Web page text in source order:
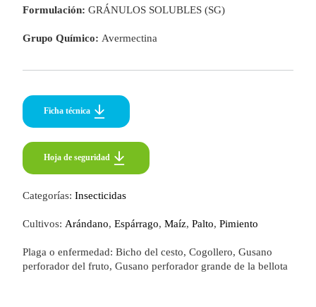
Formulación:GRÁNULOS SOLUBLES (SG)
Grupo Químico: Avermectina
Ficha técnica
Hoja de seguridad
Categorías:Insecticidas
Cultivos: Arándano,Espárrago,Maíz,Palto,Pimiento
Plaga o enfermedad: Bicho del cesto, Cogollero, Gusano
perforador del fruto, Gusano perforador grande de la bellota